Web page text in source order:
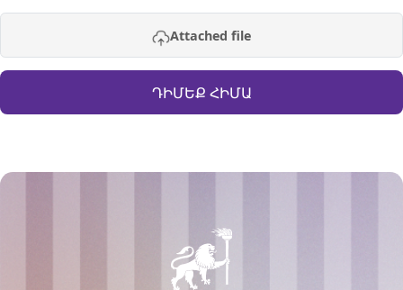
Attached file
ԴԻՄԵՔ ՀԻՄԱ